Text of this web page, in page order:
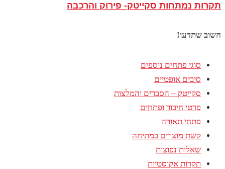
תקרות נמתחות סקייטק- פירוק והרכבה
חשוב שתדעו!
סוגי פתחים נוספים
סיבים אופטיים
סקייטק – הסברים והמלצות
פרטי חיבור ופתחים
פתחי תאורה
קשת מוצרים במתיחה
שאלות נפוצות
תקרות אקוסטיות